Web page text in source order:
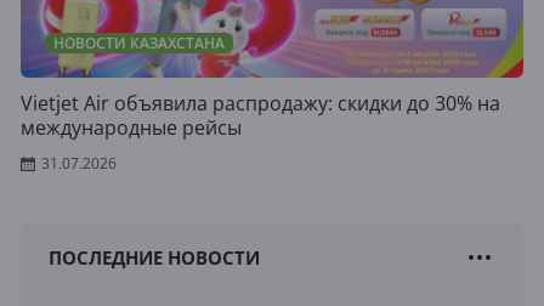
НОВОСТИ КАЗАХСТАНА
Vietjet Air объявила распродажу: скидки до 30% на
международные рейсы
31.07.2026
ПОСЛЕДНИЕ НОВОСТИ